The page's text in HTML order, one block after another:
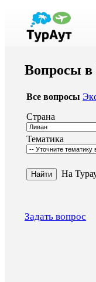
Вопросы в
Все вопросы
Страна
Тематика
На
Задать вопрос